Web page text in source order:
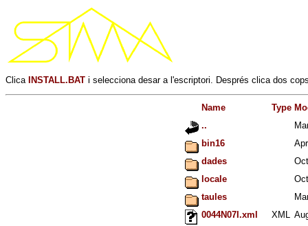
Clica INSTALL.BAT i selecciona desar a l'escriptori. Després clica dos
Name Type
..
bin16
dades
locale
taules
0044N07I.xml
XML